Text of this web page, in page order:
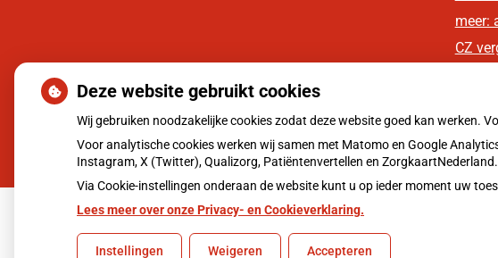
meer:
CZ
Uw Zorg Online|Beheer
Deze website gebruikt cookies
Wij gebruiken noodzakelijke cookies zodat deze website goed kan werken.
Voor analytische cookies werken wij samen met Matomo en Google
Instagram, X (Twitter), Qualizorg, Patiëntenvertellen en
Via Cookie-instellingen onderaan de website kunt u op ieder moment uw
Lees meer over onze Privacy- en Cookieverklaring.
Instellingen Weigeren Accepteren